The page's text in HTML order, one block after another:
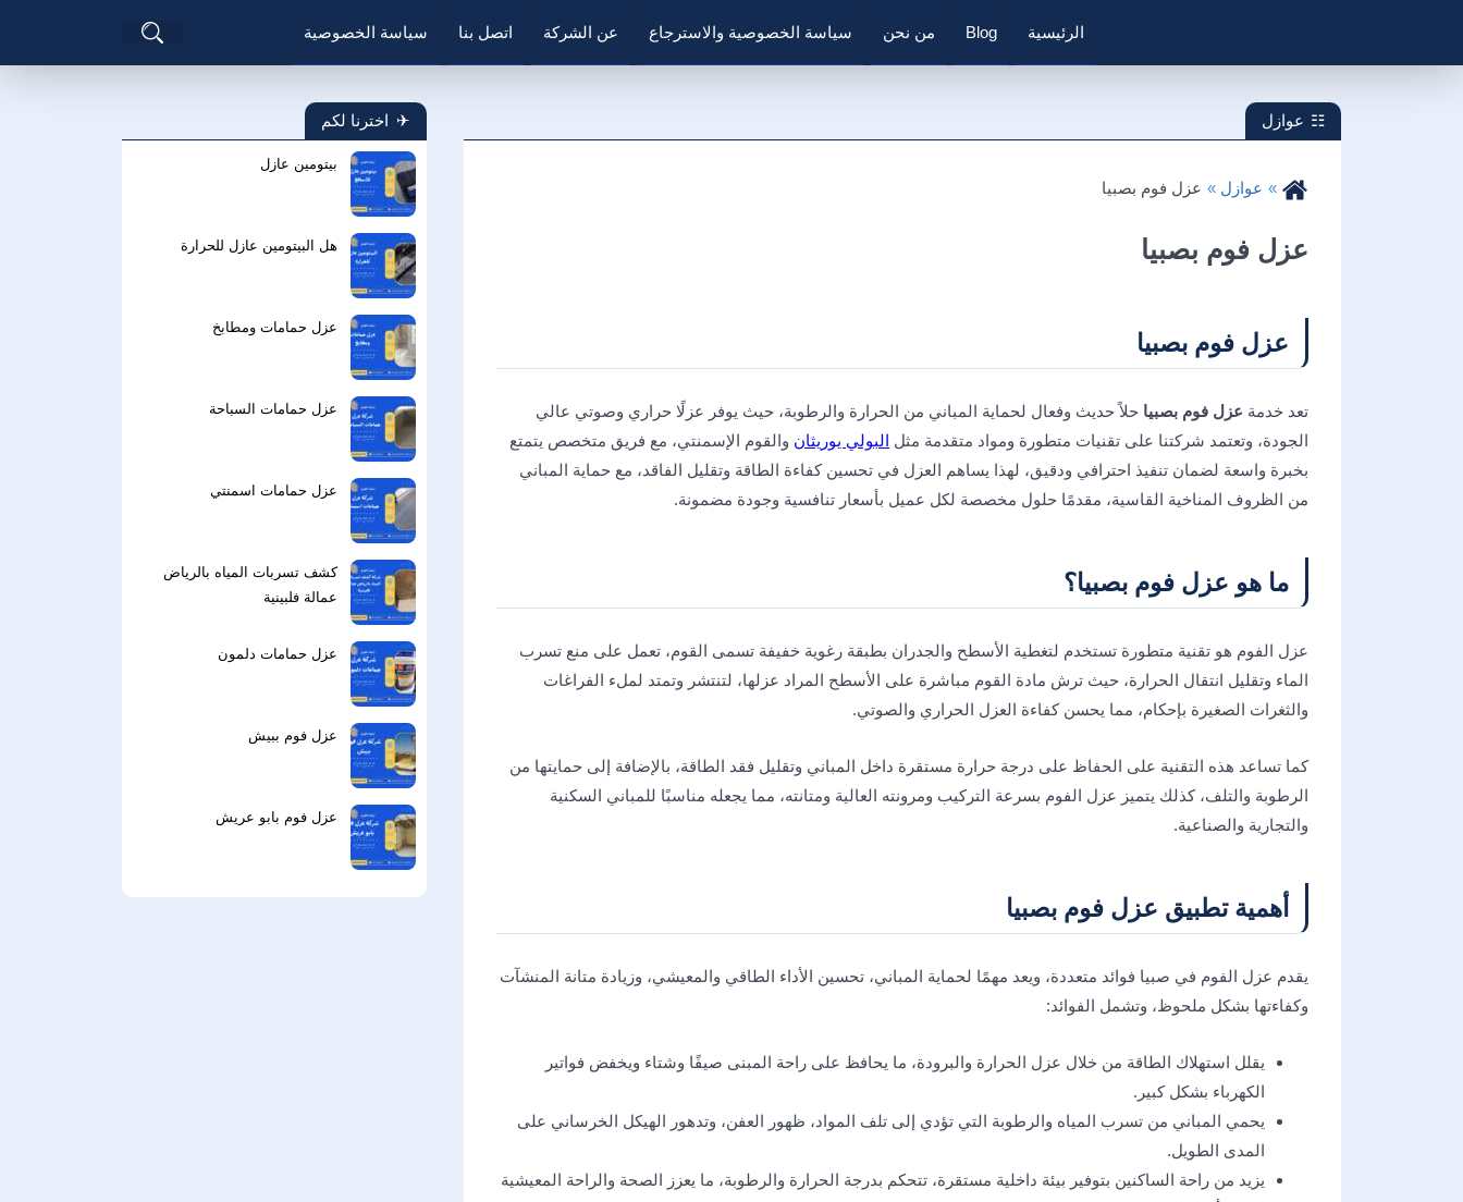
الرئيسية Blog من نحن سياسة الخصوصية والاسترجاع عن الشركة اتصل بنا سياسة الخصوصية
عوازل
عوازل عزل فوم بصبيا
عزل فوم بصبيا
عزل فوم بصبيا
تعد خدمة عزل فوم بصبيا حلاً حديث وفعال لحماية المباني من الحرارة والرطوبة، حيث يوفر عزلًا حراري وصوتي عالي
الجودة، وتعتمد شركتنا على تقنيات متطورة ومواد متقدمة مثل البولي يوريثان والقوم الإسمنتي، مع فريق متخصص يتمتع
بخبرة واسعة لضمان تنفيذ احترافي ودقيق، لهذا يساهم العزل في تحسين كفاءة الطاقة وتقليل الفاقد، مع حماية المباني
من الظروف المناخية القاسية، مقدمًا حلول مخصصة لكل عميل بأسعار تنافسية وجودة مضمونة.
ما هو عزل فوم بصبيا؟
عزل الفوم هو تقنية متطورة تستخدم لتغطية الأسطح والجدران بطبقة رغوية خفيفة تسمى القوم، تعمل على منع تسرب
الماء وتقليل انتقال الحرارة، حيث ترش مادة القوم مباشرة على الأسطح المراد عزلها، لتنتشر وتمتد لملء الفراغات
والثغرات الصغيرة بإحكام، مما يحسن كفاءة العزل الحراري والصوتي.
كما تساعد هذه التقنية على الحفاظ على درجة حرارة مستقرة داخل المباني وتقليل فقد الطاقة، بالإضافة إلى حمايتها من
الرطوبة والتلف، كذلك يتميز عزل الفوم بسرعة التركيب ومرونته العالية ومتانته، مما يجعله مناسبًا للمباني السكنية
والتجارية والصناعية.
أهمية تطبيق عزل فوم بصبيا
يقدم عزل الفوم في صبيا فوائد متعددة، ويعد مهمًا لحماية المباني، تحسين الأداء الطاقي والمعيشي، وزيادة متانة المنشآت
وكفاءتها بشكل ملحوظ، وتشمل الفوائد:
يقلل استهلاك الطاقة من خلال عزل الحرارة والبرودة، ما يحافظ على راحة المبنى صيفًا وشتاء ويخفض فواتير
الكهرباء بشكل كبير.
يحمي المباني من تسرب المياه والرطوبة التي تؤدي إلى تلف المواد، ظهور العفن، وتدهور الهيكل الخرساني على
المدى الطويل.
يزيد من راحة الساكنين بتوفير بيئة داخلية مستقرة، تتحكم بدرجة الحرارة والرطوبة، ما يعزز الصحة والراحة المعيشية
اخترنا لكم
بيتومين عازل
هل البيتومين عازل للحرارة
عزل حمامات ومطابخ
عزل حمامات السباحة
عزل حمامات اسمنتي
كشف تسربات المياه بالرياض
عمالة فلبينية
عزل حمامات دلمون
عزل فوم ببيش
عزل فوم بابو عريش